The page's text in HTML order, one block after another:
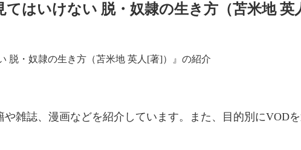
てはいけない 脱・奴隷の生き方（苫米地
雑誌、漫画などを紹介しています。また、目的別にVOD